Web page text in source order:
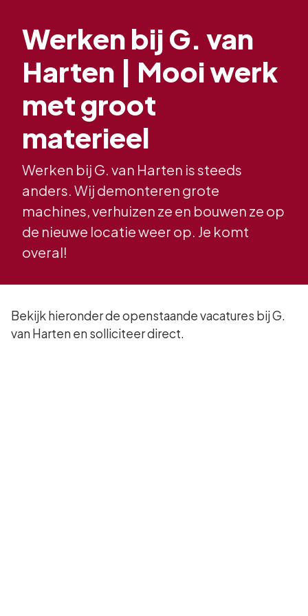
Werken bij G. van
Harten | Mooi werk
met groot
materieel
Werken bij G. van Harten is steeds
anders. Wij demonteren grote
machines, verhuizen ze en bouwen ze op
de nieuwe locatie weer op. Je komt
overal!
Bekijk hieronder de openstaande vacatures bij G.
van Harten en solliciteer direct.